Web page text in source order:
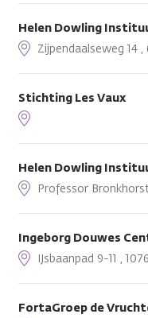
Helen Dowling
Zijpendaalseweg 14 ,
Stichting Les Vaux
Helen Dowling
Professor
Ingeborg Douwes
IJsbaanpad 9-11 ,
FortaGroep de